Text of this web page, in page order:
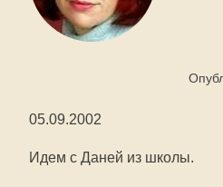
05.09.2002
Идем с Даней из школы.